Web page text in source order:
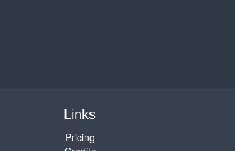
Links
Pricing